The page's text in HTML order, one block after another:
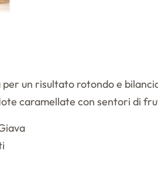
un risultato rotondo e
caramellate con sentori di